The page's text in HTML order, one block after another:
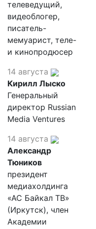
телеведущий,
видеоблогер,
писатель-
мемуарист, теле-
и кинопродюсер
14 августа
Кирилл Лыско
Генеральный
директор Russian
Media Ventures
14 августа
Александр
Тюников
президент
медиахолдинга
«АС Байкал ТВ»
(Иркутск), член
Академии